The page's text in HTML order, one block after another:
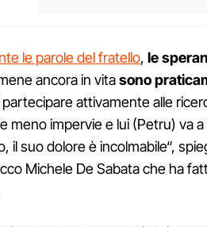
le parole del fratello, le
ancora in vitasono
attivamente alle
meno impervie e lui (Petru) va
il suo dolore è incolmabile“,
Michele De Sabata che ha